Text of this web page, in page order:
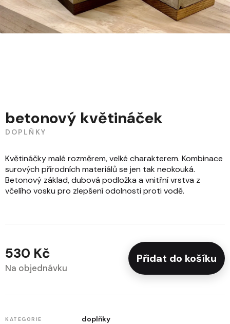
betonový květináček
DOPLŇKY
530 Kč
Na objednávku
Přidat do košíku
Květináčky malé rozměrem, velké charakterem. Kombinace
surových přírodních materiálů se jen tak neokouká.
Betonový základ, dubová podložka a vnitřní vrstva z
včelího vosku pro zlepšení odolnosti proti vodě.
KATEGORIE doplňky